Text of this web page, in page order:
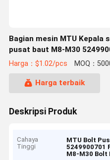
Bagian mesin MTU Kepala
pusat baut M8-M30
Harga：$1.02/pcs MOQ：
Harga terbaik
Deskripsi Produk
Cahaya
Tinggi
MTU Bolt
5249900701
M8-M30 Bolt